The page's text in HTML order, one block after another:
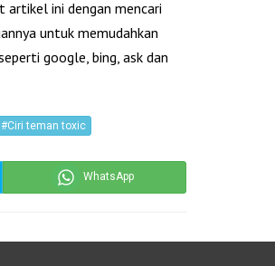
artikel ini dengan mencari
untuk memudahkan
google, bing, ask dan
#Ciri teman toxic
WhatsApp